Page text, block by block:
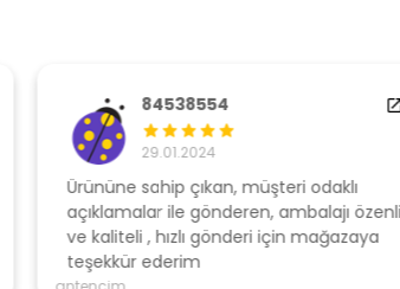
özenli
sorunsuz ozenli paketleme